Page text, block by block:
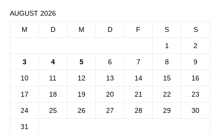
AUGUST 2026
M D M D F S S
1 2
3 4 5 6 7 8 9
10 11 12 13 14 15 16
17 18 19 20 21 22 23
24 25 26 27 28 29 30
31